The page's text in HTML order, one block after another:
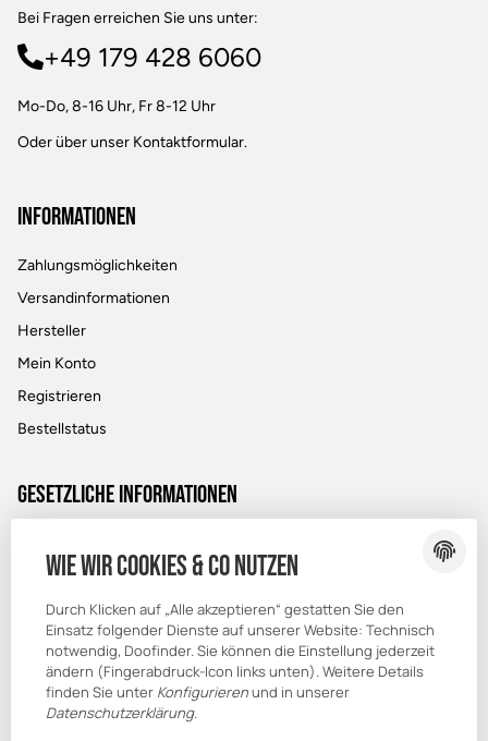
Bei Fragen erreichen Sie uns unter:
+49 179 428 6060
Mo-Do, 8-16 Uhr, Fr 8-12 Uhr
Oder über unser Kontaktformular.
Informationen
Zahlungsmöglichkeiten
Versandinformationen
Hersteller
Mein Konto
Registrieren
Bestellstatus
Gesetzliche Informationen
AGB
Sitemap
Impressum
Wie wir Cookies & Co nutzen
Durch Klicken auf „Alle akzeptieren“ gestatten Sie den
Einsatz folgender Dienste auf unserer Website: Technisch
notwendig, Doofinder. Sie können die Einstellung jederzeit
ändern (Fingerabdruck-Icon links unten). Weitere Details
finden Sie unter Konfigurierenund in unserer
Datenschutzerklärung.